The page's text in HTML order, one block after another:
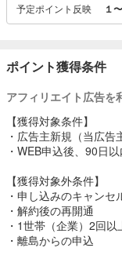
て最適なプランへ手軽
・初期費用や解約金は
頂いています。
予定ポイント反映 １
ポイント獲得条件
アフィリエイト広告を
【獲得対象条件】
・広告主新規（当広告
・WEB申込後、90日
【獲得対象外条件】
・申し込みのキャンセ
・解約後の再開通
・1世帯（企業）2回以
・離島からの申込